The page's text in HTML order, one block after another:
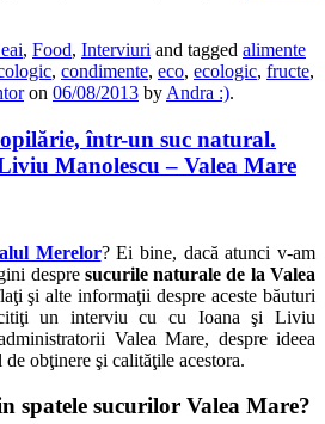
, Food, Interviuri and tagged alimente
, condimente, eco, ecologic, fructe,
on 06/08/2013 by Andra :).
într-un suc natural.
Manolescu – Valea Mare
Merelor? Ei bine, dacă atunci v-am
despresucurile naturale de la Valea
şi alte informaţii despre aceste băuturi
un interviu cu cu Ioana şi Liviu
Valea Mare, despre ideea
obţinere şi calităţile acestora.
spatele sucurilor Valea Mare?